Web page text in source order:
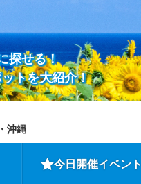
探せる！
トを大紹介！
沖縄
今日開催イベント